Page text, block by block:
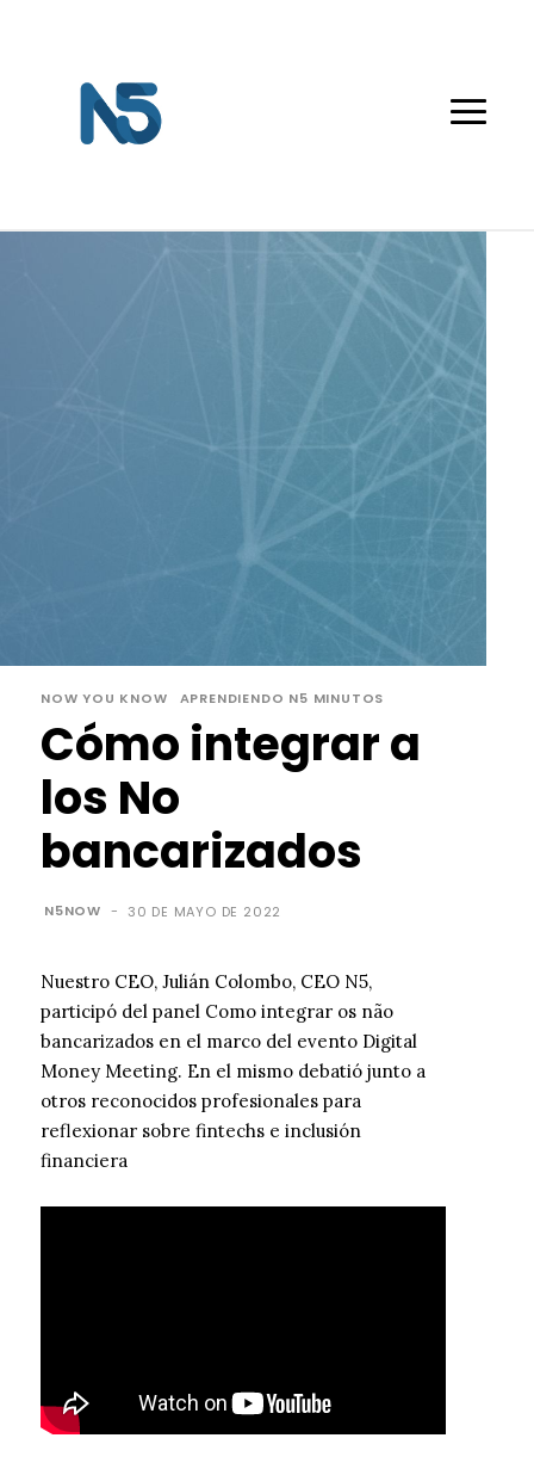
NOW YOU KNOW APRENDIENDO N5 MINUTOS
Cómo integrar a
los No
bancarizados
N5NOW - 30 DE MAYO DE 2022
Nuestro CEO, Julián Colombo, CEO N5,
participó del panel Como integrar os não
bancarizados en el marco del evento Digital
Money Meeting. En el mismo debatió junto a
otros reconocidos profesionales para
reflexionar sobre fintechs e inclusión
financiera